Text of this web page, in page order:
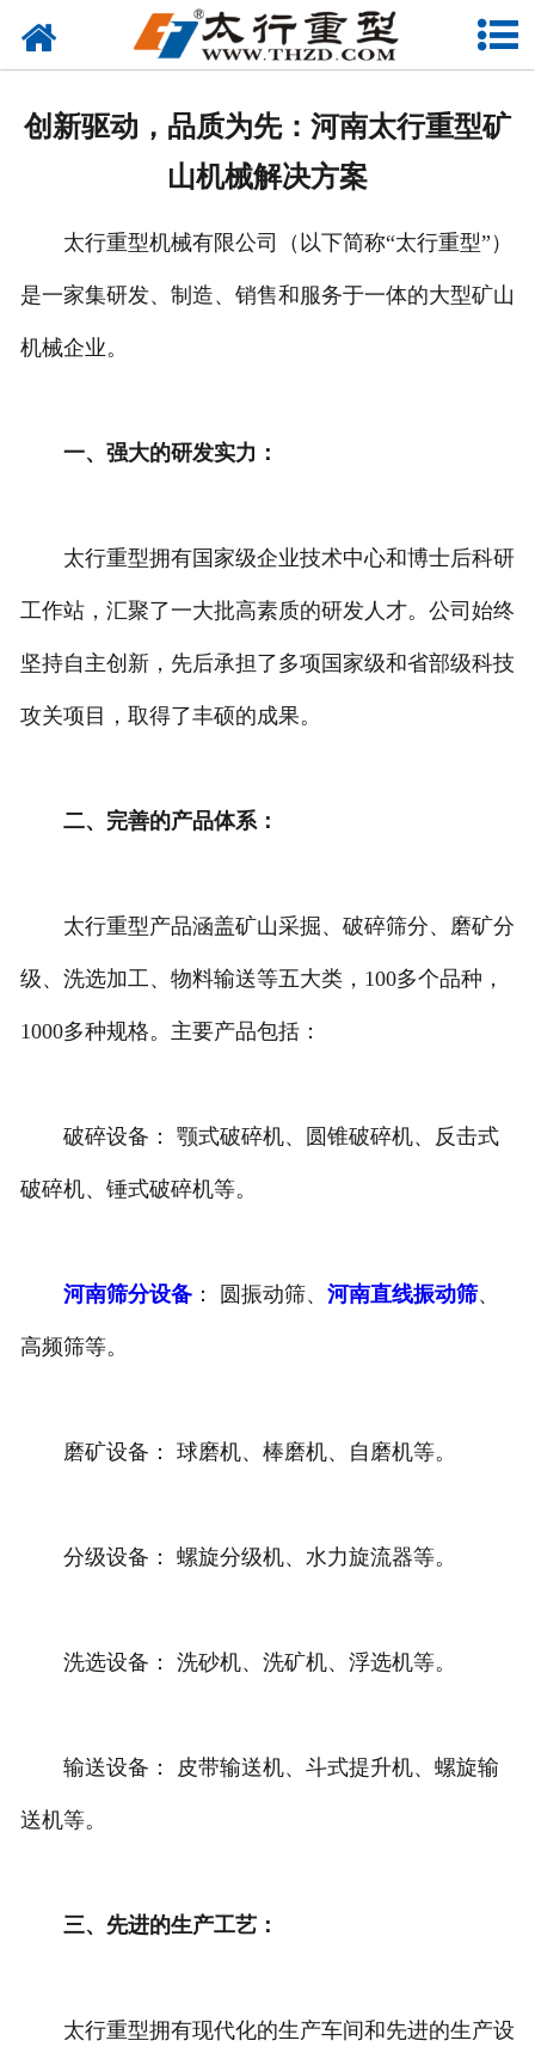
网站首页
创新驱动，品质为先：河南太行重型矿
山机械解决方案
太行重型机械有限公司（以下简称“太行重型”）
是一家集研发、制造、销售和服务于一体的大型矿山
机械企业。
一、强大的研发实力：
太行重型拥有国家级企业技术中心和博士后科研
工作站，汇聚了一大批高素质的研发人才。公司始终
坚持自主创新，先后承担了多项国家级和省部级科技
攻关项目，取得了丰硕的成果。
二、完善的产品体系：
太行重型产品涵盖矿山采掘、破碎筛分、磨矿分
级、洗选加工、物料输送等五大类，100多个品种，
1000多种规格。主要产品包括：
破碎设备： 颚式破碎机、圆锥破碎机、反击式
破碎机、锤式破碎机等。
河南筛分设备： 圆振动筛、 河南直线振动筛、
高频筛等。
磨矿设备： 球磨机、棒磨机、自磨机等。
分级设备： 螺旋分级机、水力旋流器等。
洗选设备： 洗砂机、洗矿机、浮选机等。
输送设备： 皮带输送机、斗式提升机、螺旋输
送机等。
三、先进的生产工艺：
太行重型拥有现代化的生产车间和先进的生产设